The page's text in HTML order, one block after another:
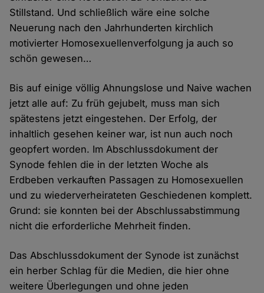
Stillstand. Und schließlich wäre eine solche
Neuerung nach den Jahrhunderten kirchlich
motivierter Homosexuellenverfolgung ja auch so
schön gewesen…
Bis auf einige völlig Ahnungslose und Naive wachen
jetzt alle auf: Zu früh gejubelt, muss man sich
spätestens jetzt eingestehen. Der Erfolg, der
inhaltlich gesehen keiner war, ist nun auch noch
geopfert worden. Im Abschlussdokument der
Synode fehlen die in der letzten Woche als
Erdbeben verkauften Passagen zu Homosexuellen
und zu wiederverheirateten Geschiedenen komplett.
Grund: sie konnten bei der Abschlussabstimmung
nicht die erforderliche Mehrheit finden.
Das Abschlussdokument der Synode ist zunächst
ein herber Schlag für die Medien, die hier ohne
weitere Überlegungen und ohne jeden